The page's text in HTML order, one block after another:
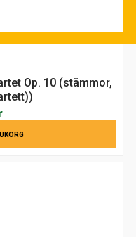
Op. 10 (stämmor,